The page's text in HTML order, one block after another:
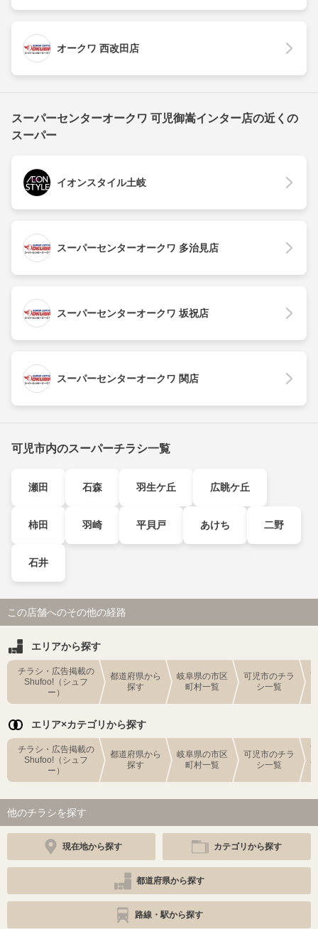
オークワ 西改田店
スーパーセンターオークワ 可児御嵩インター店の近くの
スーパー
イオンスタイル土岐
スーパーセンターオークワ 多治見店
スーパーセンターオークワ 坂祝店
スーパーセンターオークワ 関店
可児市内のスーパーチラシ一覧
瀬田 石森 羽生ケ丘 広眺ケ丘
柿田 羽崎 平貝戸 あけち 二野
石井
この店舗へのその他の経路
エリアから探す
チラシ・広告掲載の
Shufoo!（シュフ
ー）
都道府県から
探す
岐阜県の市区
町村一覧
可児市のチラ
シ一覧
エリア×カテゴリから探す
チラシ・広告掲載の
Shufoo!（シュフ
ー）
都道府県から
探す
岐阜県の市区
町村一覧
可児市のチラ
シ一覧
他のチラシを探す
現在地から探す カテゴリから探す
都道府県から探す
路線・駅から探す